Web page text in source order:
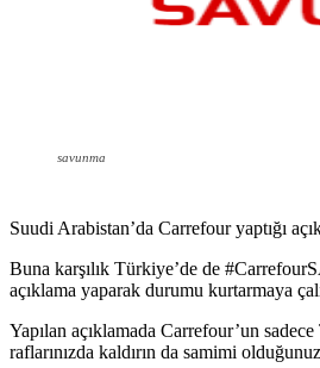
savunma
Suudi Arabistan’da Carrefour yaptığı
Buna karşılık Türkiye’de de
açıklama yaparak durumu kurtarmaya
Yapılan açıklamada Carrefour’un
raflarınızda kaldırın da samimi